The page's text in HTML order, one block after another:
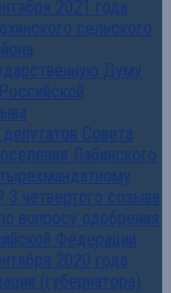
2021 года
сельского
Думу
Совета
Лабинского
четвертого созыва
вопросу одобрения
Федерации
2020 года
(губернатора)